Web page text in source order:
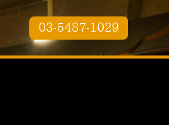
03-5487-1029